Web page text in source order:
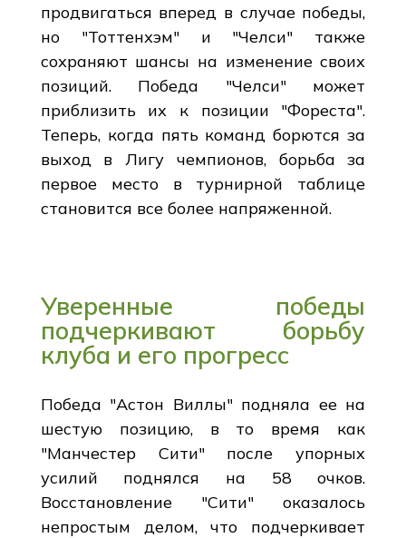
продвигаться вперед в случае победы,
но "Тоттенхэм" и "Челси" также
сохраняют шансы на изменение своих
позиций. Победа "Челси" может
приблизить их к позиции "Фореста".
Теперь, когда пять команд борются за
выход в Лигу чемпионов, борьба за
первое место в турнирной таблице
становится все более напряженной.
Уверенные победы
подчеркивают борьбу
клуба и его прогресс
Победа "Астон Виллы" подняла ее на
шестую позицию, в то время как
"Манчестер Сити" после упорных
усилий поднялся на 58 очков.
Восстановление "Сити" оказалось
непростым делом, что подчеркивает